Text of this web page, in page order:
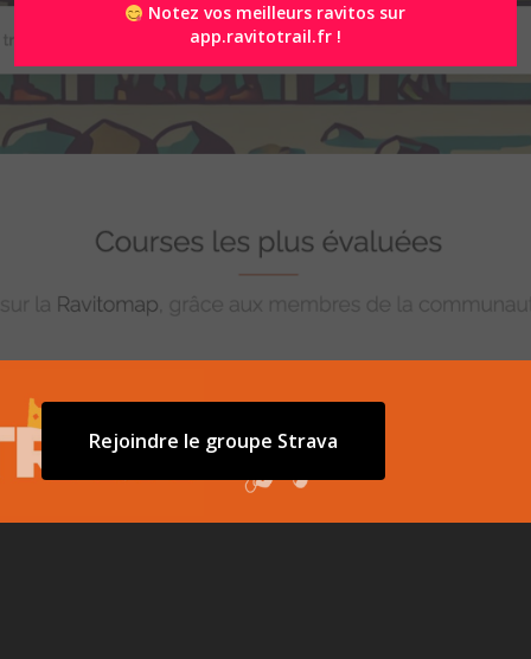
Notez vos meilleurs ravitos sur
app.ravitotrail.fr !
Rejoindre le groupe Strava